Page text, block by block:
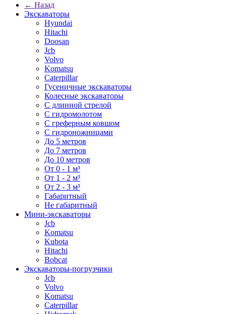
← Назад
Экскаваторы
Hyundai
Hitachi
Doosan
Jcb
Volvo
Komatsu
Caterpillar
Гусеничные экскаваторы
Колесные экскаваторы
С длинной стрелой
С гидромолотом
С греферным ковшом
С гидроножницами
До 5 метров
До 7 метров
До 10 метров
От 0 - 1 м³
От 1 - 2 м³
От 2 - 3 м³
Габаритный
Не габаритный
Мини-экскаваторы
Jcb
Komatsu
Kubota
Hitachi
Bobcat
Экскаваторы-погрузчики
Jcb
Volvo
Komatsu
Caterpillar